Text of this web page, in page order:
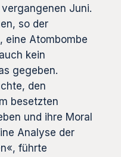
vergangenen Juni.
so der
eine Atombombe
kein
gegeben.
den
besetzten
und ihre Moral
Analyse der
führte